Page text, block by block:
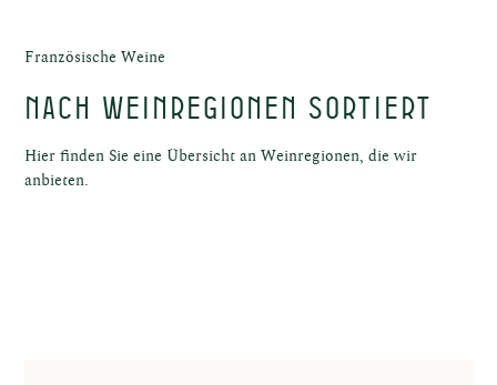
Französische Weine
Nach Weinregionen sortiert
Hier finden Sie eine Übersicht an Weinregionen, die wir
anbieten.